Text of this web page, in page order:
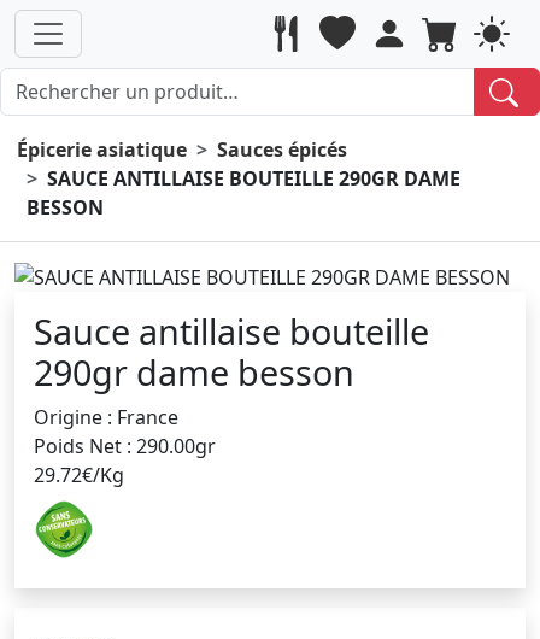
Épicerie asiatique
Sauces épicés
SAUCE ANTILLAISE BOUTEILLE 290GR DAME
BESSON
Sauce antillaise bouteille
290gr dame besson
Origine : France
Poids Net : 290.00gr
29.72€/Kg